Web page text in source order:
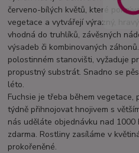
červeno-bílých květů, které
vegetace a vytvářejí výrazný,
vhodná do truhlíků, závěsných
výsadeb či kombinovaných
polostinném stanovišti, vyžaduje
propustný substrát. Snadno se
léto.
Fuchsie je třeba během vegetace,
týdně přihnojovat hnojivem s
nás uděláte objednávku nad 1000
zdarma. Rostliny zasíláme v
prokořeněné.